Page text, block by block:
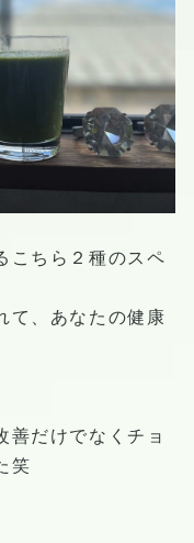
こちら２種のスペ
て、あなたの健康
善だけでなくチョ
笑